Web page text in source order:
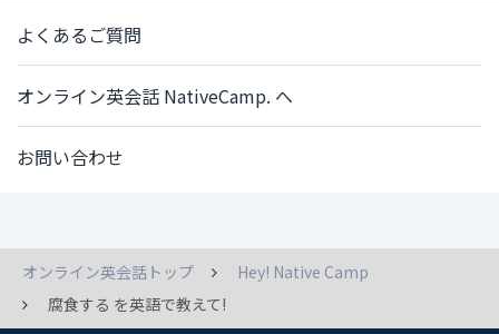
よくあるご質問
オンライン英会話 NativeCamp. へ
お問い合わせ
オンライン英会話トップ
Hey! Native Camp
腐食する を英語で教えて!